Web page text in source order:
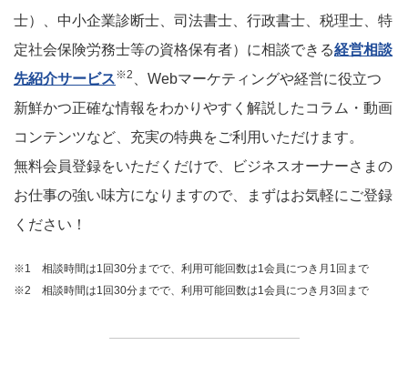
士）、中小企業診断士、司法書士、行政書士、税理士、特
定社会保険労務士等の資格保有者）に相談できる経営相談
先紹介サービス※2
、Webマーケティングや経営に役立つ
新鮮かつ正確な情報をわかりやすく解説したコラム・動画
コンテンツなど、充実の特典をご利用いただけます。
無料会員登録をいただくだけで、ビジネスオーナーさまの
お仕事の強い味方になりますので、まずはお気軽にご登録
ください！
※1 相談時間は1回30分までで、利用可能回数は1会員につき月1回まで
※2 相談時間は1回30分までで、利用可能回数は1会員につき月3回まで